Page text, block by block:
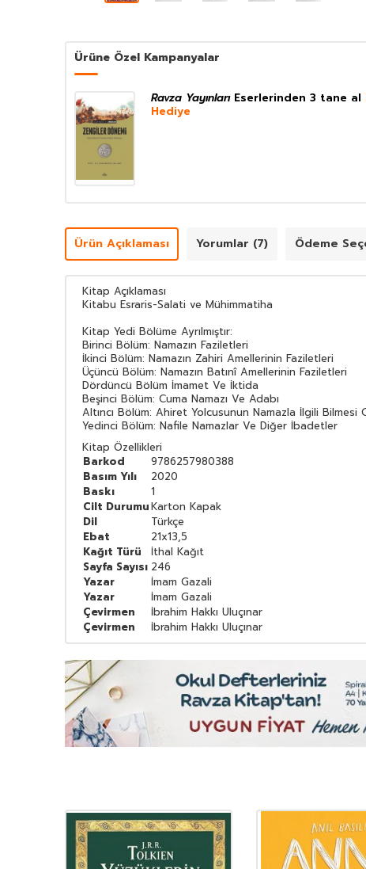
Ürüne Özel Kampanyalar
Ravza Yayınları Eserlerinden 3 tane al
Hediye
Ürün Açıklaması Yorumlar (7) Ödeme
Kitap Açıklaması
Kitabu Esraris-Salati ve Mühimmatiha
Kitap Yedi Bölüme Ayrılmıştır:
Birinci Bölüm: Namazın Faziletleri
İkinci Bölüm: Namazın Zahiri Amellerinin Faziletleri
Üçüncü Bölüm: Namazın Batınî Amellerinin Faziletleri
Dördüncü Bölüm İmamet Ve İktida
Beşinci Bölüm: Cuma Namazı Ve Adabı
Altıncı Bölüm: Ahiret Yolcusunun Namazla İlgili Bilmesi
Yedinci Bölüm: Nafile Namazlar Ve Diğer İbadetler
Kitap Özellikleri
Barkod
9786257980388
Basım Yılı
2020
Baskı
1
Cilt DurumuKarton Kapak
Dil
Türkçe
Ebat
21x13,5
Kağıt Türü
İthal Kağıt
Sayfa Sayısı 246
Yazar
İmam Gazali
Yazar
İmam Gazali
Çevirmen
İbrahim Hakkı Uluçınar
Çevirmen
İbrahim Hakkı Uluçınar